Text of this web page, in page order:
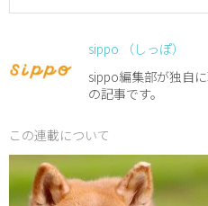
sippo （しっぽ）
sippo編集部が独自
の記事です。
この連載について